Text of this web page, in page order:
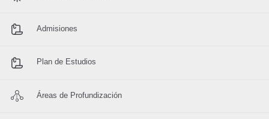
Admisiones
Plan de Estudios
Áreas de Profundización